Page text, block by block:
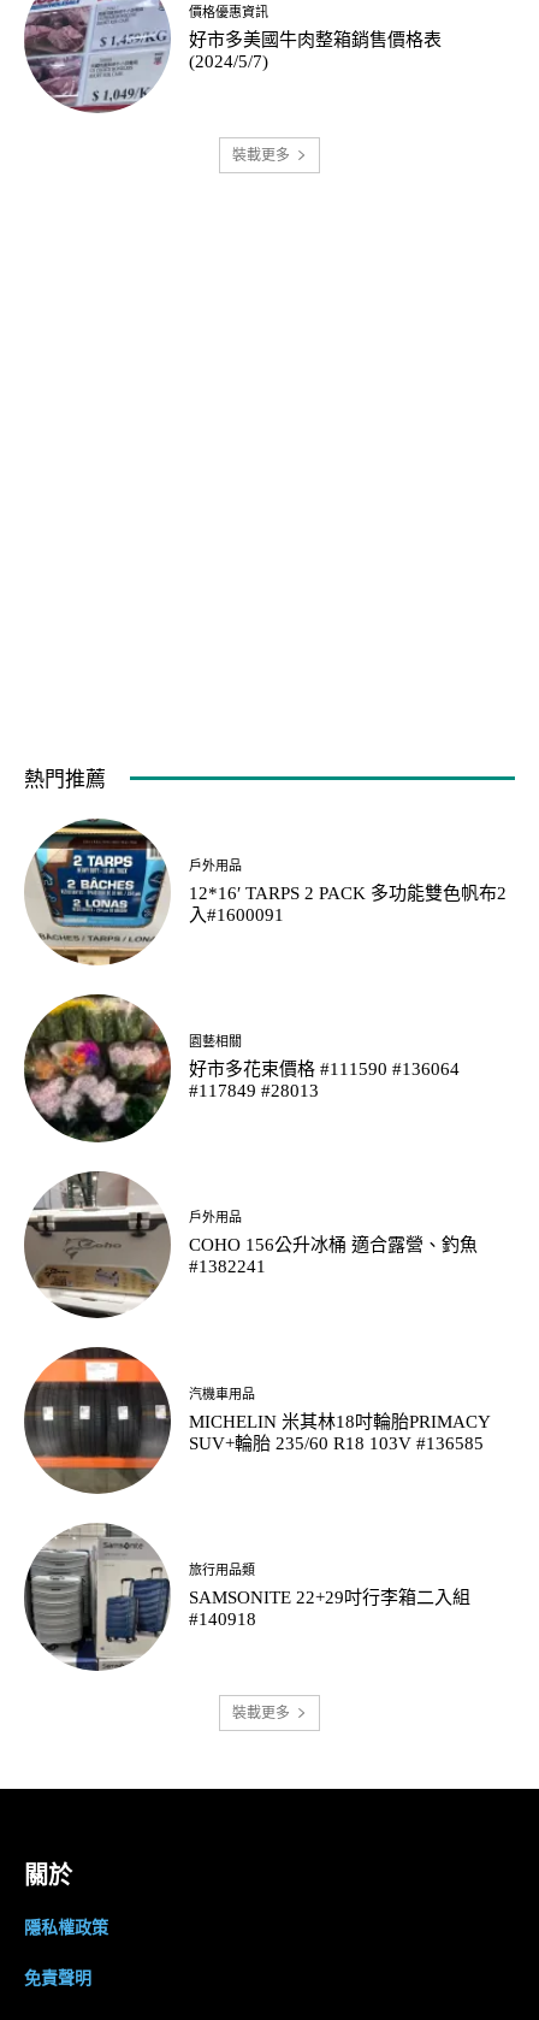
價格優惠資訊
好市多美國牛肉整箱銷售價格表
(2024/5/7)
裝載更多
熱門推薦
戶外用品
12*16′ TARPS 2 PACK 多功能雙色帆布2
入#1600091
園藝相關
好市多花束價格 #111590 #136064
#117849 #28013
戶外用品
COHO 156公升冰桶 適合露營、釣魚
#1382241
汽機車用品
MICHELIN 米其林18吋輪胎PRIMACY
SUV+輪胎 235/60 R18 103V #136585
旅行用品類
SAMSONITE 22+29吋行李箱二入組
#140918
裝載更多
關於
隱私權政策
免責聲明